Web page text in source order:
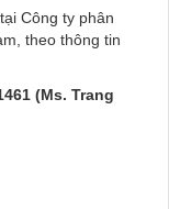
Công ty phân
theo thông tin
(Ms. Trang